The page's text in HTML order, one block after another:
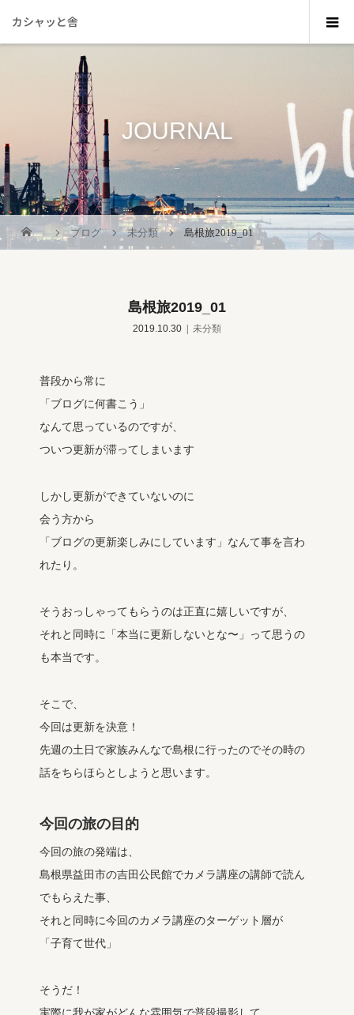
カシャッと舎
JOURNAL
_
ブログ 未分類 島根旅2019_01
島根旅2019_01
2019.10.30 未分類
普段から常に
「ブログに何書こう」
なんて思っているのですが、
ついつ更新が滞ってしまいます
しかし更新ができていないのに
会う方から
「ブログの更新楽しみにしています」なんて事を言わ
れたり。
そうおっしゃってもらうのは正直に嬉しいですが、
それと同時に「本当に更新しないとな〜」って思うの
も本当です。
そこで、
今回は更新を決意！
先週の土日で家族みんなで島根に行ったのでその時の
話をちらほらとしようと思います。
今回の旅の目的
今回の旅の発端は、
島根県益田市の吉田公民館でカメラ講座の講師で読ん
でもらえた事、
それと同時に今回のカメラ講座のターゲット層が
「子育て世代」
そうだ！